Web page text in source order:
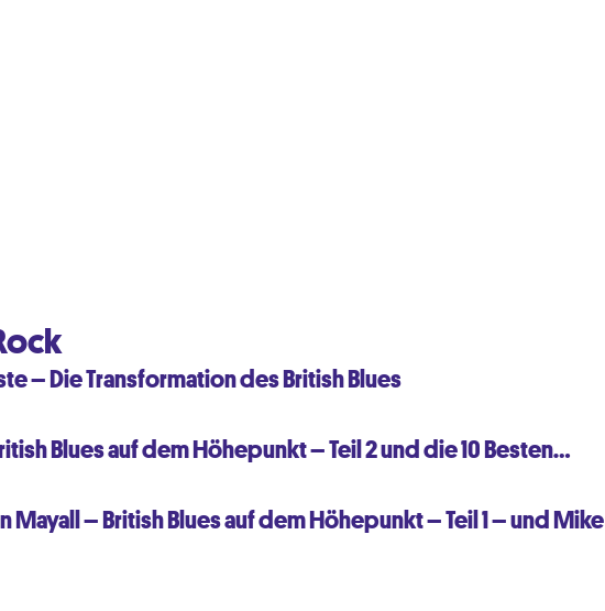
– Die Transformation des British Blues
Blues auf dem Höhepunkt – Teil 2 und die 10 Besten…
Mayall – British Blues auf dem Höhepunkt – Teil 1 – und Mike